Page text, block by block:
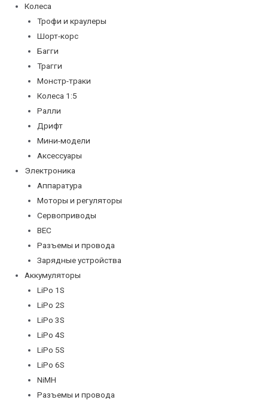
Колеса
Трофи и краулеры
Шорт-корс
Багги
Трагги
Монстр-траки
Колеса 1:5
Ралли
Дрифт
Мини-модели
Аксессуары
Электроника
Аппаратура
Моторы и регуляторы
Сервоприводы
BEC
Разъемы и провода
Зарядные устройства
Аккумуляторы
LiPo 1S
LiPo 2S
LiPo 3S
LiPo 4S
LiPo 5S
LiPo 6S
NiMH
Разъемы и провода